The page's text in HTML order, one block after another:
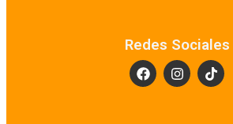
Redes Sociales